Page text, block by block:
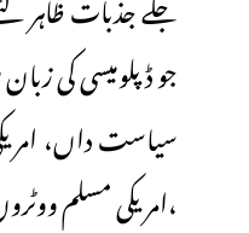
جو ڈپلومیسی کی
سیاست داں،
،امریکی مسلم